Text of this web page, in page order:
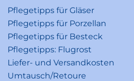
Pflegetipps für Gläser
Pflegetipps für Porzellan
Pflegetipps für Besteck
Pflegetipps: Flugrost
Liefer- und Versandkosten
Umtausch/Retoure